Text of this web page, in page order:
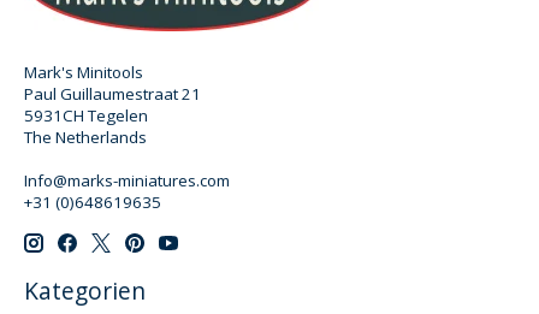
Mark's Minitools
Paul Guillaumestraat 21
5931CH Tegelen
The Netherlands
Info@marks-miniatures.com
+31 (0)648619635
Kategorien